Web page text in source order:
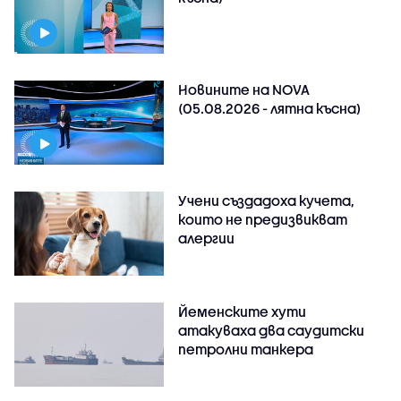
Новините на NOVA
(05.08.2026 - лятна късна)
Учени създадоха кучета,
които не предизвикват
алергии
Йеменските хути
атакуваха два саудитски
петролни танкера